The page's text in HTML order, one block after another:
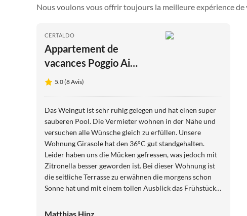
Nous voulons vous offrir toujours la meilleure expérience de
CERTALDO
Appartement de
vacances Poggio Ai
Monti - Appartement de
piscine
5.0 (8 Avis)
Das Weingut ist sehr ruhig gelegen und hat einen super
sauberen Pool. Die Vermieter wohnen in der Nähe und
versuchen alle Wünsche gleich zu erfüllen. Unsere
Wohnung Girasole hat den 36°C gut standgehalten.
Leider haben uns die Mücken gefressen, was jedoch mit
Zitronella besser geworden ist. Bei dieser Wohnung ist
die seitliche Terrasse zu erwähnen die morgens schon
Sonne hat und mit einem tollen Ausblick das Frühstück
Weinbergen nicht viel zu erleben. Die Wohnung ist
Matthias Hinz